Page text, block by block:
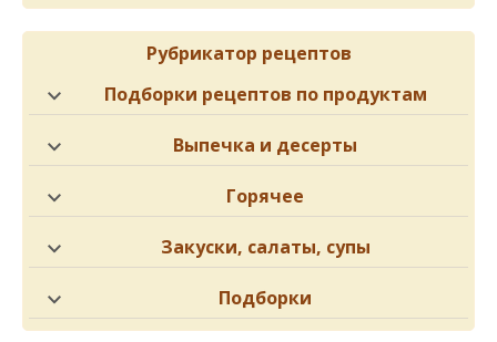
Рубрикатор рецептов
Подборки рецептов по продуктам
Выпечка и десерты
Горячее
Закуски, салаты, супы
Подборки